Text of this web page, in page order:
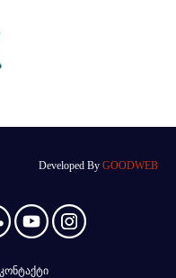
Developed By GOODWEB
კონტაქტი